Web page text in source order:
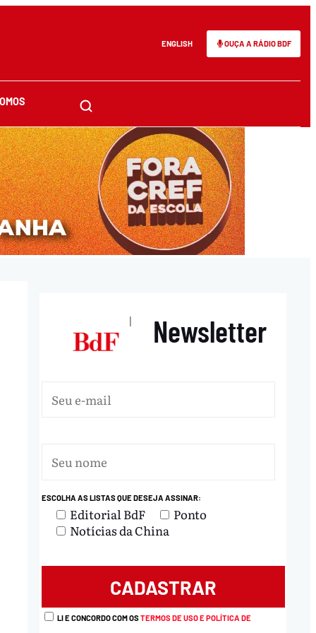
ENGLISH OUÇA A RÁDIO BDF
| Newsletter
ESCOLHA AS LISTAS QUE DESEJA ASSINAR:
Editorial BdF
Ponto
Notícias da China
LI E CONCORDO COM OSTERMOS DE USO E POLÍTICA DE